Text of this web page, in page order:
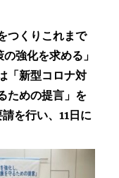
つくりこれまで
強化を求める」
「新型コロナ対
ための提言」を
を行い、11日に